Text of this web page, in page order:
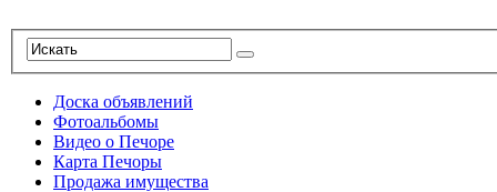
Доска объявлений
Фотоальбомы
Видео о Печоре
Карта Печоры
Продажа имущества